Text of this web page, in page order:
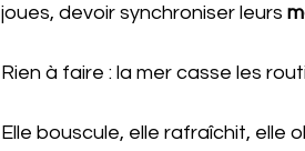
joues, devoir synchroniser leurs
Rien à faire : la mer casse les
Elle bouscule, elle rafraîchit, elle